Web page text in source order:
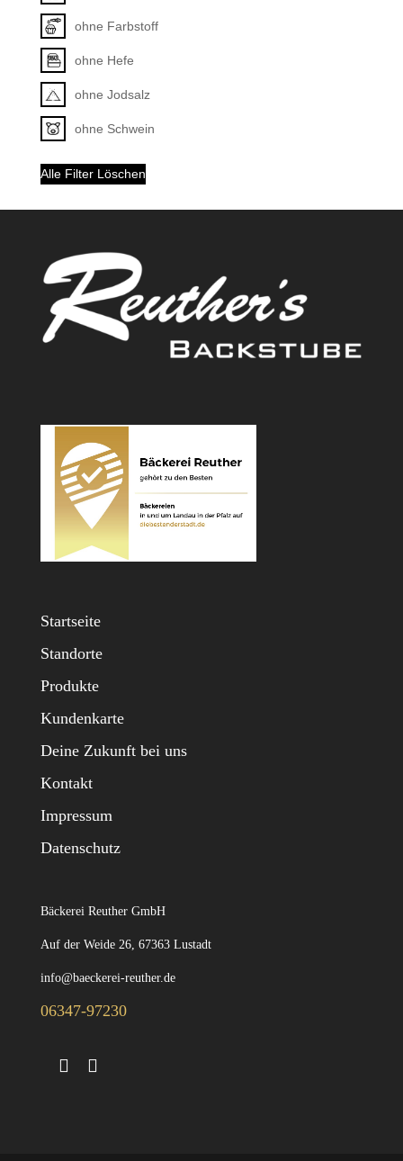
ohne Farbstoff
ohne Hefe
ohne Jodsalz
ohne Schwein
Alle Filter Löschen
Startseite
Standorte
Produkte
Kundenkarte
Deine Zukunft bei uns
Kontakt
Impressum
Datenschutz
Bäckerei Reuther GmbH
Auf der Weide 26, 67363 Lustadt
info@baeckerei-reuther.de
06347-97230